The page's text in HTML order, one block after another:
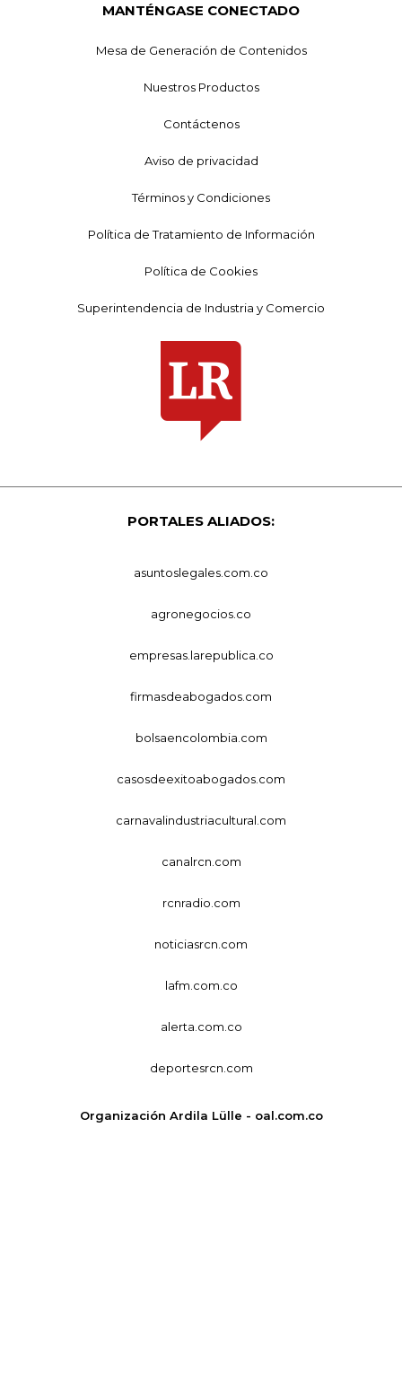
MANTÉNGASE CONECTADO
Mesa de Generación de Contenidos
Nuestros Productos
Contáctenos
Aviso de privacidad
Términos y Condiciones
Política de Tratamiento de Información
Política de Cookies
Superintendencia de Industria y Comercio
PORTALES ALIADOS:
asuntoslegales.com.co
agronegocios.co
empresas.larepublica.co
firmasdeabogados.com
bolsaencolombia.com
casosdeexitoabogados.com
carnavalindustriacultural.com
canalrcn.com
rcnradio.com
noticiasrcn.com
lafm.com.co
alerta.com.co
deportesrcn.com
Organización Ardila Lülle - oal.com.co